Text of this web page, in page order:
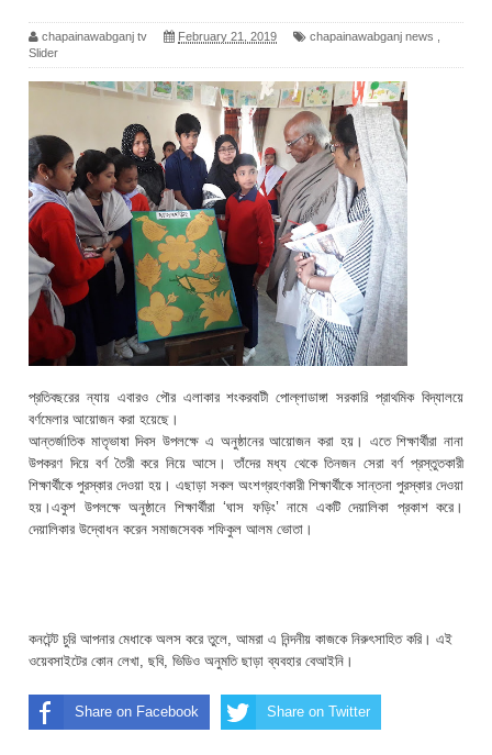
chapainawabganj tv February 21, 2019 chapainawabganj news
Slider
প্রতিবছরের ন্যায় এবারও পৌর এলাকার শংকরবাটী পোল্লাডাঙ্গা সরকারি প্রাথমিক বিদ্যালয়ে
বর্ণমেলার আয়োজন করা হয়েছে।
আন্তর্জাতিক মাতৃভাষা দিবস উপলক্ষে এ অনুষ্ঠানের আয়োজন করা হয়। এতে শিক্ষার্থীরা নানা
উপকরণ দিয়ে বর্ণ তৈরী করে নিয়ে আসে। তাঁদের মধ্য থেকে তিনজন সেরা বর্ণ প্রস্তুতকারী
শিক্ষার্থীকে পুরস্কার দেওয়া হয়। এছাড়া সকল অংশগ্রহণকারী শিক্ষার্থীকে সান্তনা পুরস্কার দেওয়া
হয়।একুশ উপলক্ষে অনুষ্ঠানে শিক্ষার্থীরা ‘ঘাস ফড়িং’ নামে একটি দেয়ালিকা প্রকাশ করে।
দেয়ালিকার উদ্বোধন করেন সমাজসেবক শফিকুল আলম ভোতা।
কনটেন্ট চুরি আপনার মেধাকে অলস করে তুলে, আমরা এ নিন্দনীয় কাজকে নিরুৎসাহিত করি। এই
ওয়েবসাইটের কোন লেখা, ছবি, ভিডিও অনুমতি ছাড়া ব্যবহার বেআইনি।
Share on Facebook Share on Twitter